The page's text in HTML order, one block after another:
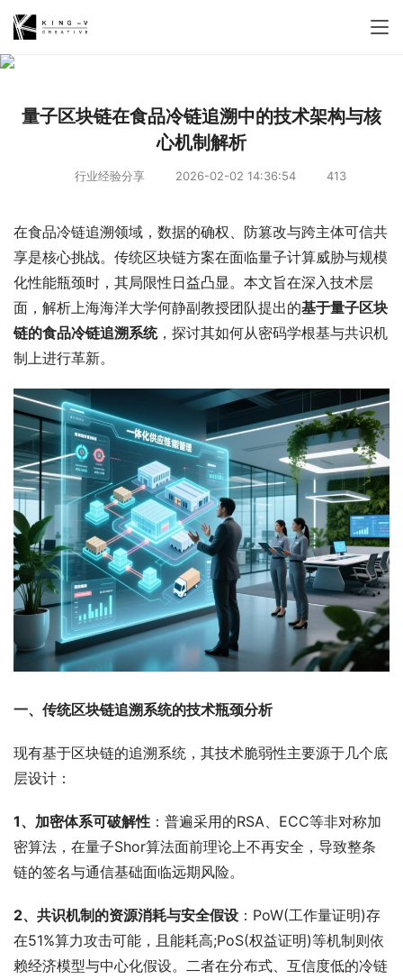
量子区块链在食品冷链追溯中的技术架构与核
心机制解析
行业经验分享 2026-02-02 14:36:54 413
在食品冷链追溯领域，数据的确权、防篡改与跨主体可信共
享是核心挑战。传统区块链方案在面临量子计算威胁与规模
化性能瓶颈时，其局限性日益凸显。本文旨在深入技术层
面，解析上海海洋大学何静副教授团队提出的基于量子区块
链的食品冷链追溯系统，探讨其如何从密码学根基与共识机
制上进行革新。
一、传统区块链追溯系统的技术瓶颈分析
现有基于区块链的追溯系统，其技术脆弱性主要源于几个底
层设计：
1、加密体系可破解性 ：普遍采用的RSA、ECC等非对称加
密算法，在量子Shor算法面前理论上不再安全，导致整条
链的签名与通信基础面临远期风险。
2、共识机制的资源消耗与安全假设 ：PoW(工作量证明)存
在51%算力攻击可能，且能耗高;PoS(权益证明)等机制则依
赖经济模型与中心化假设。二者在分布式、互信度低的冷链